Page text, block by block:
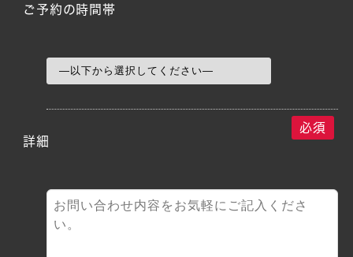
ご予約の時間帯
詳細
必須